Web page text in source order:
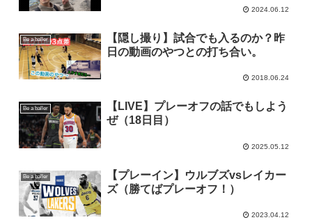
2024.06.12
Be a baller
【隠し撮り】試合でも入るのか？昨
日の動画のやつとの打ち合い。
2018.06.24
Be a baller
【LIVE】プレーオフの話でもしよう
ぜ（18日目）
2025.05.12
Be a baller
【プレーイン】ウルブズvsレイカー
ズ（勝てばプレーオフ！）
2023.04.12